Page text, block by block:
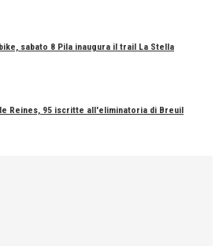
sabato 8 Pila inaugura il trail La Stella
Reines, 95 iscritte all'eliminatoria di Breuil